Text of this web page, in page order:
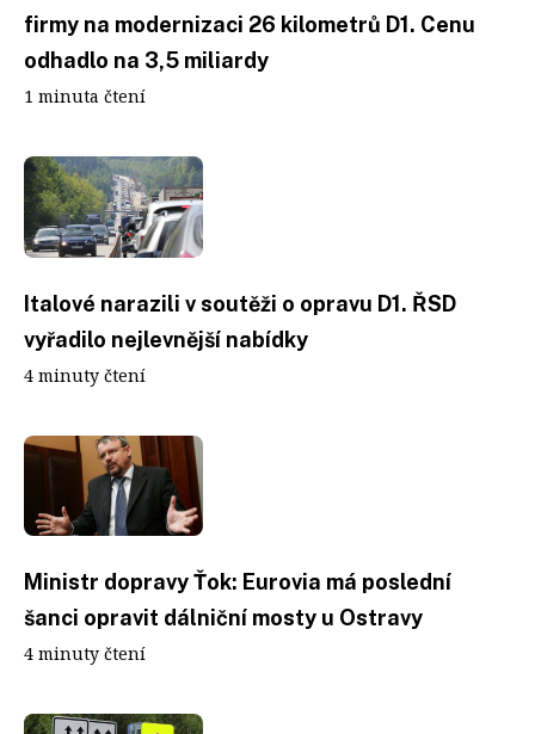
firmy na modernizaci 26 kilometrů D1. Cenu
odhadlo na 3,5 miliardy
1 minuta čtení
Italové narazili v soutěži o opravu D1. ŘSD
vyřadilo nejlevnější nabídky
4 minuty čtení
Ministr dopravy Ťok: Eurovia má poslední
šanci opravit dálniční mosty u Ostravy
4 minuty čtení